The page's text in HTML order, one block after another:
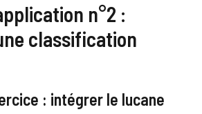
n°2 :
classification
: intégrer le lucane